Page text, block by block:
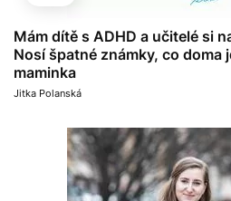
Mám dítě s ADHD a učitelé si
Nosí špatné známky, co doma
maminka
Jitka Polanská